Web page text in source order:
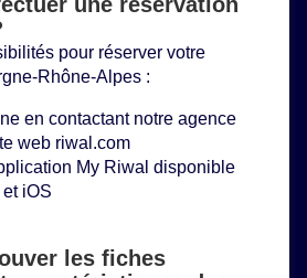
pour réserver votre
Rhône-Alpes :
en contactant notre agence
web riwal.com
My Riwal disponible
iOS
les fiches